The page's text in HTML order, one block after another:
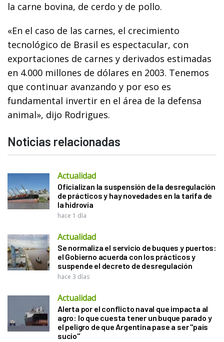
la carne bovina, de cerdo y de pollo.
«En el caso de las carnes, el crecimiento
tecnológico de Brasil es espectacular, con
exportaciones de carnes y derivados estimadas
en 4.000 millones de dólares en 2003. Tenemos
que continuar avanzando y por eso es
fundamental invertir en el área de la defensa
animal», dijo Rodrigues.
Noticias relacionadas
Actualidad
Oficializan la suspensión de la desregulación
de prácticos y hay novedades en la tarifa de
la hidrovía
hace 1 día
Actualidad
Se normaliza el servicio de buques y puertos:
el Gobierno acuerda con los prácticos y
suspende el decreto de desregulación
hace 3 días
Actualidad
Alerta por el conflicto naval que impacta al
agro: lo que cuesta tener un buque parado y
el peligro de que Argentina pase a ser "país
sucio"